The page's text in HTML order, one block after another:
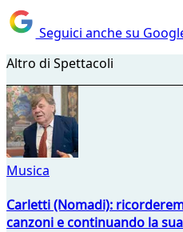
Seguici anche su
Altro di Spettacoli
Musica
Carletti (Nomadi):
canzoni e continuando la